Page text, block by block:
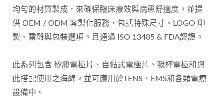
均勻的材質製成，來確保臨床療效與病患舒適度。並提
供 OEM / ODM 客製化服務，包括特殊尺寸、LOGO 印
製、雷雕與包裝選項。且通過 ISO 13485 & FDA認證。
此系列包含 矽膠電極片、自黏式電極片、吸杯電極和與
此搭配使用之海綿。並可應用於TENS、EMS和各類電療
設備中。